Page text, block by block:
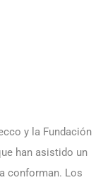
y la Fundación
han asistido un
conforman. Los